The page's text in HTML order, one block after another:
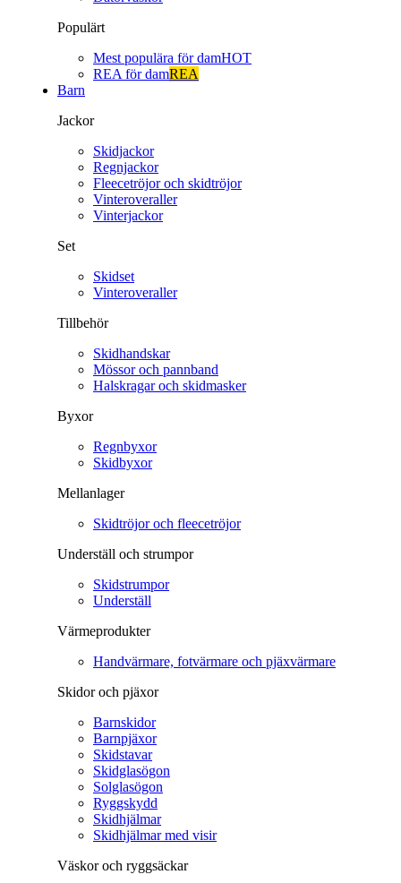
Populärt
Mest populära för damHOT
REA för damREA
Barn
Jackor
Skidjackor
Regnjackor
Fleecetröjor och skidtröjor
Vinteroveraller
Vinterjackor
Set
Skidset
Vinteroveraller
Tillbehör
Skidhandskar
Mössor och pannband
Halskragar och skidmasker
Byxor
Regnbyxor
Skidbyxor
Mellanlager
Skidtröjor och fleecetröjor
Underställ och strumpor
Skidstrumpor
Underställ
Värmeprodukter
Handvärmare, fotvärmare och pjäxvärmare
Skidor och pjäxor
Barnskidor
Barnpjäxor
Skidstavar
Skidglasögon
Solglasögon
Ryggskydd
Skidhjälmar
Skidhjälmar med visir
Väskor och ryggsäckar